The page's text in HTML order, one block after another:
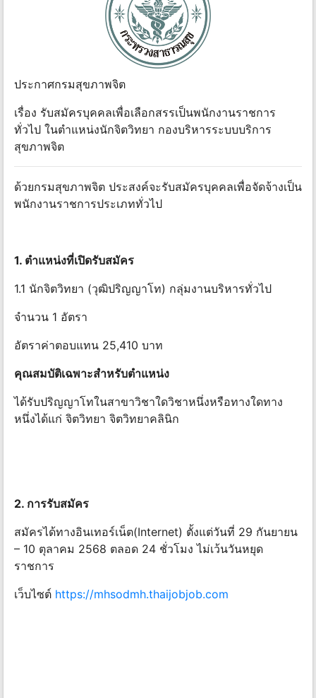
ประกาศกรมสุขภาพจิต
เรื่อง รับสมัครบุคคลเพื่อเลือกสรรเป็นพนักงานราชการ
ทั่วไป ในตําแหน่งนักจิตวิทยา กองบริหารระบบบริการ
สุขภาพจิต
ด้วยกรมสุขภาพจิต ประสงค์จะรับสมัครบุคคลเพื่อจัดจ้างเป็น
พนักงานราชการประเภททั่วไป
1. ตําแหน่งที่เปิดรับสมัคร
1.1 นักจิตวิทยา (วุฒิปริญญาโท) กลุ่มงานบริหารทั่วไป
จํานวน 1 อัตรา
อัตราค่าตอบแทน 25,410 บาท
คุณสมบัติเฉพาะสําหรับตําแหน่ง
ได้รับปริญญาโทในสาขาวิชาใดวิชาหนึ่งหรือทางใดทาง
หนึ่งได้แก่ จิตวิทยา จิตวิทยาคลินิก
2. การรับสมัคร
สมัครได้ทางอินเทอร์เน็ต(Internet) ตั้งแต่วันที่ 29 กันยายน
– 10 ตุลาคม 2568 ตลอด 24 ชั่วโมง ไม่เว้นวันหยุด
ราชการ
เว็บไซต์ https://mhsodmh.thaijobjob.com